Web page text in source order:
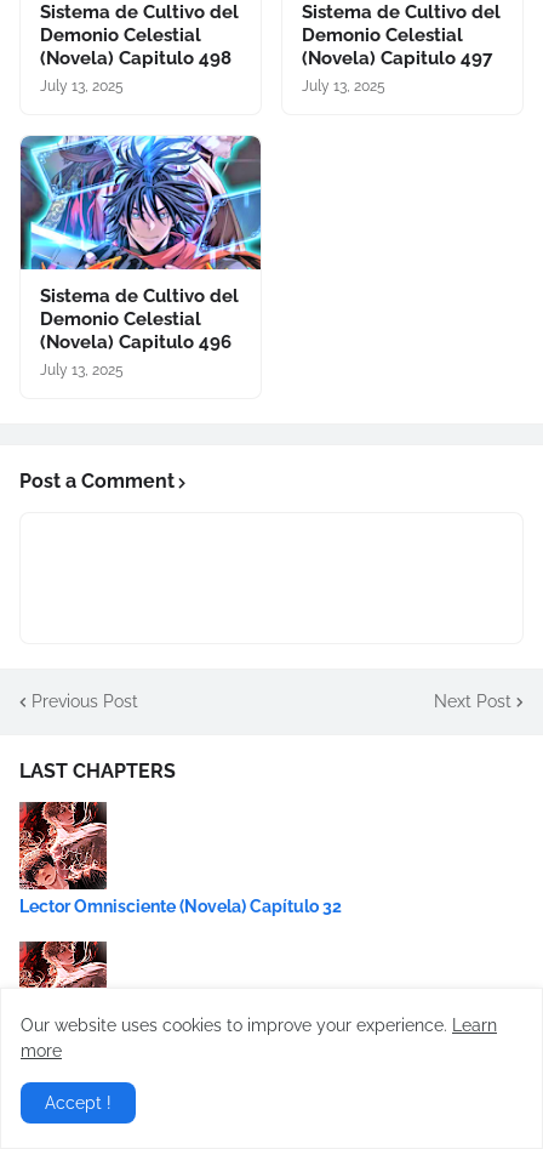
Sistema de Cultivo del
Demonio Celestial
(Novela) Capitulo 498
July 13, 2025
Sistema de Cultivo del
Demonio Celestial
(Novela) Capitulo 497
July 13, 2025
Sistema de Cultivo del
Demonio Celestial
(Novela) Capitulo 496
July 13, 2025
Post a Comment
Previous Post Next Post
LAST CHAPTERS
Lector Omnisciente (Novela) Capítulo 32
Lector Omnisciente (Novela) Capítulo 31
Our website uses cookies to improve your experience.
Learn
more
Accept !